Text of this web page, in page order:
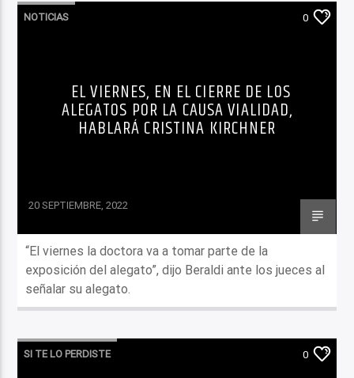
NOTICIAS 0
EL VIERNES, EN EL CIERRE DE LOS
ALEGATOS POR LA CAUSA VIALIDAD,
HABLARÁ CRISTINA KIRCHNER
20 SEPTIEMBRE, 2022
“El viernes la doctora va a tomar parte de la
exposición del alegato”, dijo Beraldi ante los jueces al
señalar su alegato.
SI TE LO PERDISTE 0